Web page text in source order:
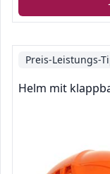
Preis-Leistungs-
Helm mit